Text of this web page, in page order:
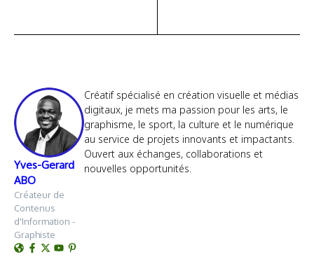
Yves-Gerard
ABO
Créateur de
Contenus
d'Information -
Graphiste
Créatif spécialisé en création visuelle et médias
digitaux, je mets ma passion pour les arts, le
graphisme, le sport, la culture et le numérique
au service de projets innovants et impactants.
Ouvert aux échanges, collaborations et
nouvelles opportunités.